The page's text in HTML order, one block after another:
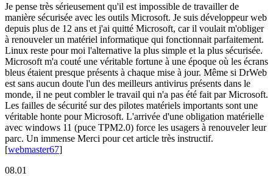
Je pense très sérieusement qu'il est impossible de travailler de
manière sécurisée avec les outils Microsoft. Je suis développeur web
depuis plus de 12 ans et j'ai quitté Microsoft, car il voulait m'obliger
à renouveler un matériel informatique qui fonctionnait parfaitement.
Linux reste pour moi l'alternative la plus simple et la plus sécurisée.
Microsoft m'a couté une véritable fortune à une époque où les écrans
bleus étaient presque présents à chaque mise à jour. Même si DrWeb
est sans aucun doute l'un des meilleurs antivirus présents dans le
monde, il ne peut combler le travail qui n'a pas été fait par Microsoft.
Les failles de sécurité sur des pilotes matériels importants sont une
véritable honte pour Microsoft. L'arrivée d'une obligation matérielle
avec windows 11 (puce TPM2.0) force les usagers à renouveler leur
parc. Un immense Merci pour cet article très instructif.
[webmaster67]
08.01